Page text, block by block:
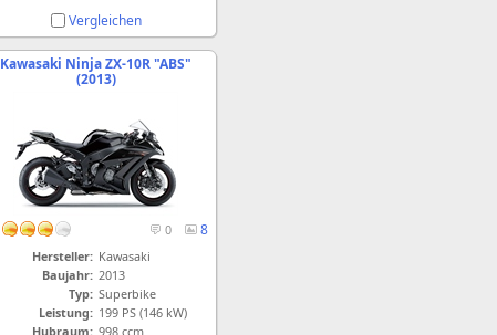
Vergleichen
Kawasaki Ninja ZX-10R "ABS"
(2013)
8
0
Hersteller: Kawasaki
Baujahr: 2013
Typ: Superbike
Leistung: 199 PS (146 kW)
Hubraum: 998 ccm